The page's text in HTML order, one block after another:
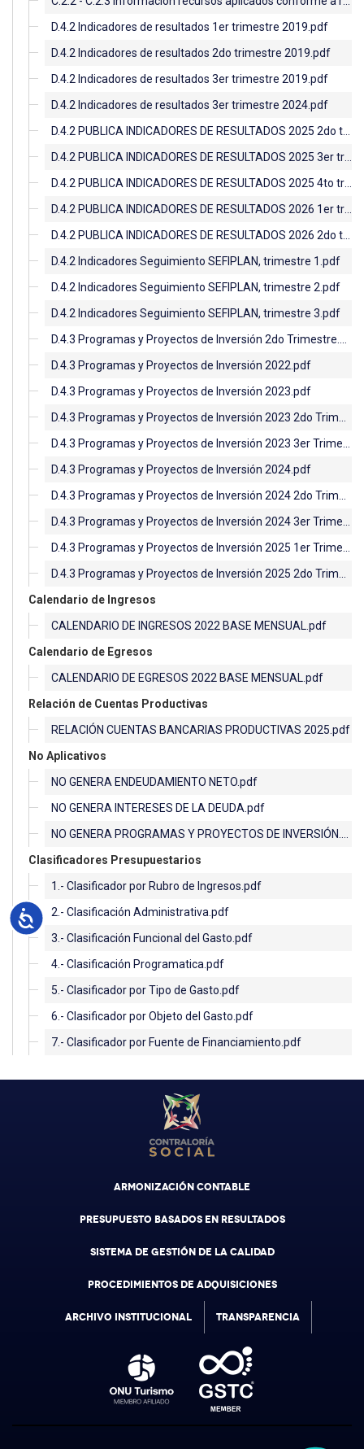
Accesibilidad
D.4.2 Indicadores de resultados 1er trimestre 2019.pdf
D.4.2 Indicadores de resultados 2do trimestre 2019.pdf
D.4.2 Indicadores de resultados 3er trimestre 2019.pdf
D.4.2 Indicadores de resultados 3er trimestre 2024.pdf
D.4.2 Indicadores Seguimiento SEFIPLAN, trimestre 1.pdf
D.4.2 Indicadores Seguimiento SEFIPLAN, trimestre 2.pdf
D.4.2 Indicadores Seguimiento SEFIPLAN, trimestre 3.pdf
D.4.3 Programas y Proyectos de Inversión 2022.pdf
D.4.3 Programas y Proyectos de Inversión 2023.pdf
D.4.3 Programas y Proyectos de Inversión 2024.pdf
Calendario de Ingresos
CALENDARIO DE INGRESOS 2022 BASE MENSUAL.pdf
Calendario de Egresos
CALENDARIO DE EGRESOS 2022 BASE MENSUAL.pdf
Relación de Cuentas Productivas
RELACIÓN CUENTAS BANCARIAS PRODUCTIVAS 2025.pdf
No Aplicativos
NO GENERA ENDEUDAMIENTO NETO.pdf
NO GENERA INTERESES DE LA DEUDA.pdf
Clasificadores Presupuestarios
1.- Clasificador por Rubro de Ingresos.pdf
2.- Clasificación Administrativa.pdf
3.- Clasificación Funcional del Gasto.pdf
4.- Clasificación Programatica.pdf
5.- Clasificador por Tipo de Gasto.pdf
6.- Clasificador por Objeto del Gasto.pdf
7.- Clasificador por Fuente de Financiamiento.pdf
ARMONIZACIÓN CONTABLE
PRESUPUESTO BASADOS EN RESULTADOS
SISTEMA DE GESTIÓN DE LA CALIDAD
PROCEDIMIENTOS DE ADQUISICIONES
ARCHIVO INSTITUCIONAL TRANSPARENCIA